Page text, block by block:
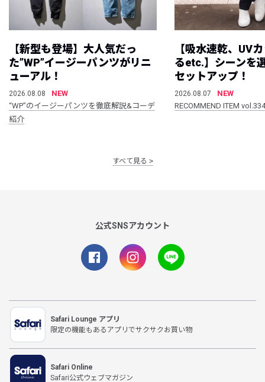
【新型も登場】大人気だっ
た”WP”イージーパンツがリニ
ューアル！
2026.08.08
NEW
“WP”のイージーパンツを徹底解説&コーデ
紹介
【吸水速乾、UV
るetc.】シーンを
セットアップ！
2026.08.07
NEW
RECOMMEND ITEM vol.334
すべて見る
公式SNSアカウント
Safari Lounge アプリ
限定の機能もあるアプリでサクサクお買い物
Safari Online
Safari公式ウェブマガジン